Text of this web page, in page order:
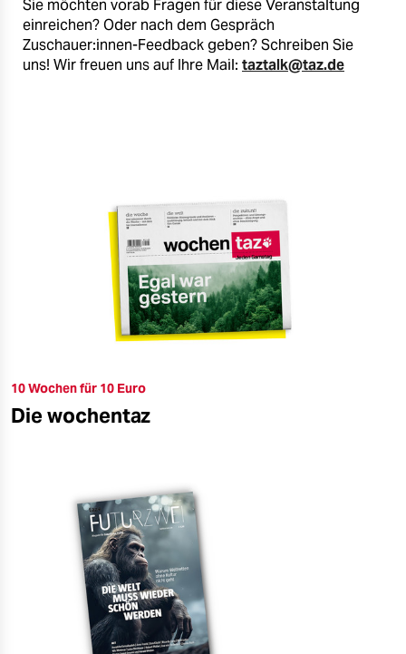
Sie möchten vorab Fragen für diese Veranstaltung
einreichen? Oder nach dem Gespräch
Zuschauer:innen-Feedback geben? Schreiben Sie
uns! Wir freuen uns auf Ihre Mail: taztalk@taz.de
10 Wochen für 10 Euro
Die wochentaz